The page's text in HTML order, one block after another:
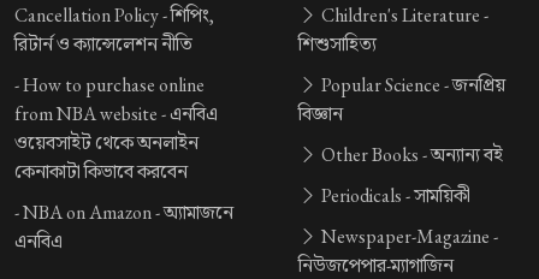
Cancellation Policy -শিপিং,
রিটার্ন ও ক্যান্সেলেশন নীতি
-How to purchase online
from NBA website -এনবিএ
ওয়েবসাইট থেকে অনলাইন
কেনাকাটা কিভাবে করবেন
-NBA on Amazon -অ্যামাজনে
এনবিএ
Children's Literature -
শিশুসাহিত্য
Popular Science -জনপ্রিয়
বিজ্ঞান
Other Books -অন্যান্য বই
Periodicals -সাময়িকী
Newspaper-Magazine -
নিউজপেপার-ম্যাগাজিন